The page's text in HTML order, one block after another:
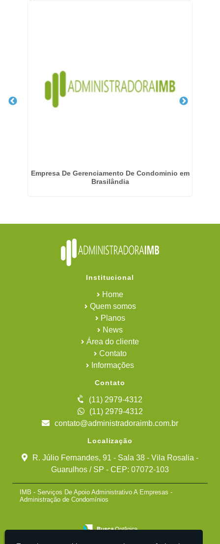
Empresa De Gerenciamento De Condominio em
Brasilândia
Institucional
Home
Quem somos
Planos
News
Área do cliente
Contato
Informações
Contato
(11) 2979-4312
(11) 2979-4312
contato@administradoraimb.com.br
Localização
R. Júlio Fernandes, 91 - Sala 38 - Vila Rosalia -
Guarulhos / SP - CEP: 07072-103
IMB - Serviços De Apoio Administrativo A Empresas -
Administração de Condomínios